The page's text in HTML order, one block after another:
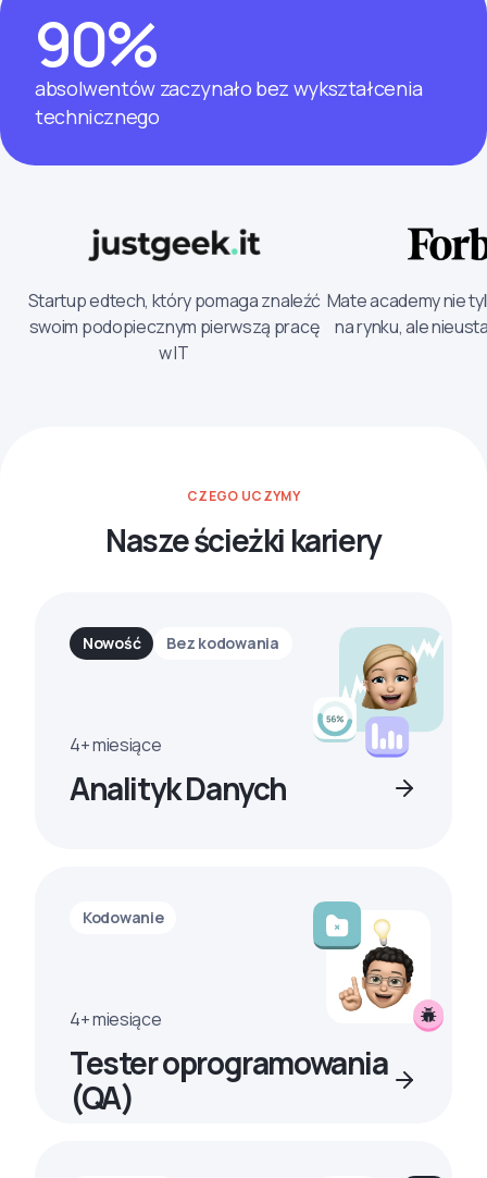
90%
absolwentów zaczynało bez wykształcenia
technicznego
Startup edtech, który pomaga znaleźć
swoim podopiecznym pierwszą pracę
w IT
Mate academy nie
na rynku, ale
CZEGO UCZYMY
Nasze ścieżki kariery
Nowość Bez kodowania
4+ miesiące
Analityk Danych
Kodowanie
4+ miesiące
Tester oprogramowania
(QA)